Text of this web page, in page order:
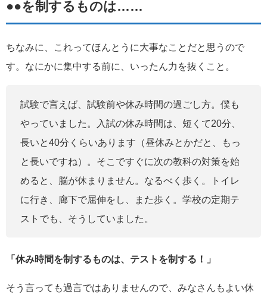
●●を制するものは……
ちなみに、これってほんとうに大事なことだと思うので
す。なにかに集中する前に、いったん力を抜くこと。
試験で言えば、試験前や休み時間の過ごし方。僕も
やっていました。入試の休み時間は、短くて20分、
長いと40分くらいあります（昼休みとかだと、もっ
と長いですね）。そこですぐに次の教科の対策を始
めると、脳が休まりません。なるべく歩く。トイレ
に行き、廊下で屈伸をし、また歩く。学校の定期テ
ストでも、そうしていました。
「休み時間を制するものは、テストを制する！」
そう言っても過言ではありませんので、みなさんもよい休